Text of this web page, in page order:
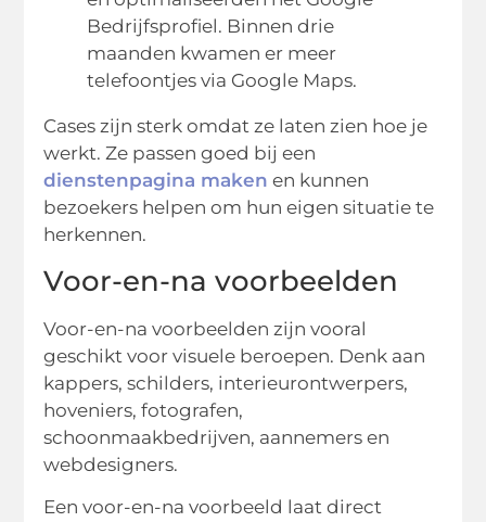
Bedrijfsprofiel. Binnen drie
maanden kwamen er meer
telefoontjes via Google Maps.
Cases zijn sterk omdat ze laten zien hoe je
werkt. Ze passen goed bij een
dienstenpagina maken en kunnen
bezoekers helpen om hun eigen situatie te
herkennen.
Voor-en-na voorbeelden
Voor-en-na voorbeelden zijn vooral
geschikt voor visuele beroepen. Denk aan
kappers, schilders, interieurontwerpers,
hoveniers, fotografen,
schoonmaakbedrijven, aannemers en
webdesigners.
Een voor-en-na voorbeeld laat direct